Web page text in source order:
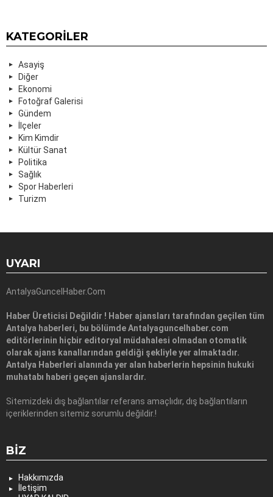
KATEGORILER
Asayiş
Diğer
Ekonomi
Fotoğraf Galerisi
Gündem
İlçeler
Kim Kimdir
Kültür Sanat
Politika
Sağlık
Spor Haberleri
Turizm
UYARI
AntalyaGuncelHaber.Com
Haber Üreticisi Değildir ! Haber ajansları tarafından geçilen tüm
Antalya haberleri, bu bölümde Antalyaguncelhaber.com
editörlerinin hiçbir editoryal müdahalesi olmadan otomatik
olarak ajans kanallarından geldiği şekliyle yer almaktadır.
Antalya Haberleri alanında yer alan haberlerin hepsinin hukuki
muhatabı haberi geçen ajanslardır.
Sitemizdeki dış bağlantılar referans amaçlıdır, dış bağlantıların
içeriklerinden sitemiz sorumlu değildir.!
BIZ
Hakkımızda
İletişim